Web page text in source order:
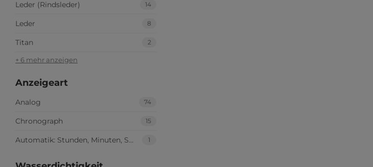
Leder (Rindsleder) 14
Leder 8
Titan 2
+ 6 mehr anzeigen
Anzeigeart
Analog 74
Chronograph 15
Automatik: Stunden, Minuten, Sekunden 1